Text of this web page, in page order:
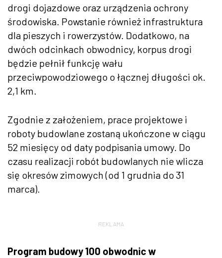
drogi dojazdowe oraz urządzenia ochrony
środowiska. Powstanie również infrastruktura
dla pieszych i rowerzystów. Dodatkowo, na
dwóch odcinkach obwodnicy, korpus drogi
będzie pełnił funkcję wału
przeciwpowodziowego o łącznej długości ok.
2,1 km.
Zgodnie z założeniem, prace projektowe i
roboty budowlane zostaną ukończone w ciągu
52 miesięcy od daty podpisania umowy. Do
czasu realizacji robót budowlanych nie wlicza
się okresów zimowych (od 1 grudnia do 31
marca).
REKLAMA
Program budowy 100 obwodnic w